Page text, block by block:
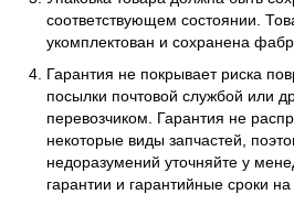
соответствующем состоянии.
укомплектован и сохранена
Гарантия не покрывает риска
посылки почтовой службой или
перевозчиком. Гарантия не
некоторые виды запчастей,
недоразумений уточняйте у
гарантии и гарантийные сроки